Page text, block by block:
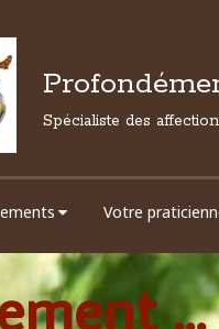
Spécialiste des
Votre
...